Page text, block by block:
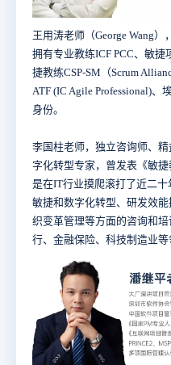
王用涛老师（George Wang）
拥有专业教练ICF PCC、敏捷
捷教练CSP-SM（Scrum
ATF (IC Agile Professional)、
身份。
李国柱老师，独立咨询师、
字化转型专家，曾发表《敏捷
是在IT行业摸爬滚打了近二
敏捷和数字化转型、研发效
织变革管理等方面的咨询和
行、金融保险、科技制造业等